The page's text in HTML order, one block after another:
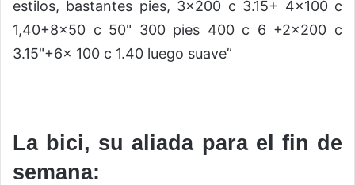
estilos, bastantes pies, 3×200 c 3.15+ 4×100 c
1,40+8×50 c 50" 300 pies 400 c 6 +2×200 c
3.15"+6x 100 c 1.40 luego suave”
La bici, su aliada para el fin de
semana: